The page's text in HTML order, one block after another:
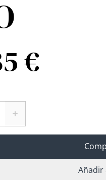
€
Añadir